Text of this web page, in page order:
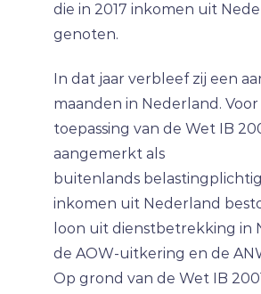
die in 2017 inkomen uit
genoten.
In dat jaar verbleef zij een
maanden in Nederland. Voor
toepassing van de Wet IB
aangemerkt als
buitenlands
inkomen uit Nederland
loon uit dienstbetrekking in
de AOW-uitkering en de
Op grond van de Wet IB